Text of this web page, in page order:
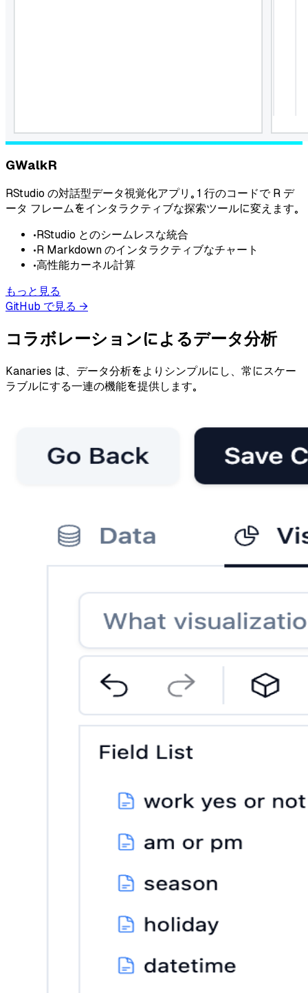
GWalkR
RStudio の対話型データ視覚化アプリ。 1 行のコードで R デ
ータ フレームをインタラクティブな探索ツールに変えます。
• RStudio とのシームレスな統合
• R Markdown のインタラクティブなチャート
•高性能カーネル計算
もっと見る
GitHub で見る →
コラボレーションによるデータ分析
Kanaries は、データ分析をよりシンプルにし、常にスケー
ラブルにする一連の機能を提供します。